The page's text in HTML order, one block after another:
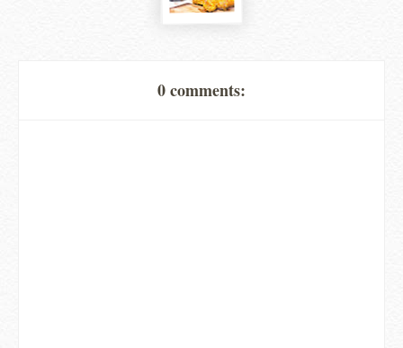
0 comments: